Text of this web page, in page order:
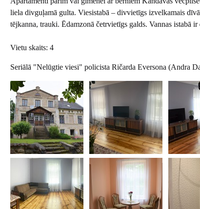
liela divguļamā gulta. Viesistabā – divvietīgs izvelkamais
tējkanna, trauki. Ēdamzonā četrvietīgs galds. Vannas istabā
Vietu skaits: 4
Seriālā "Nelūgtie viesi" policista Ričarda Eversona (Andra